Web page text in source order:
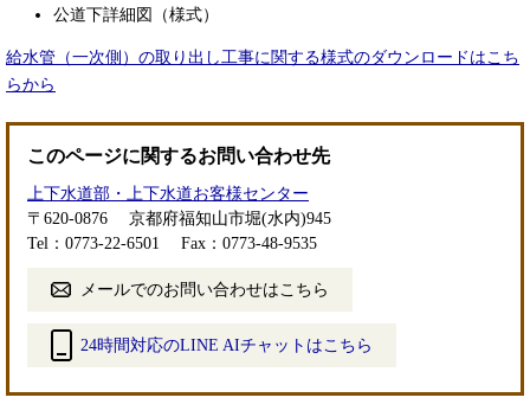
公道下詳細図（様式）
給水管（一次側）の取り出し工事に関する様式のダウンロードはこち
らから
このページに関するお問い合わせ先
上下水道部・上下水道お客様センター
〒620-0876
京都府福知山市堀(水内)945
Tel：0773-22-6501
Fax：0773-48-9535
メールでのお問い合わせはこちら
24時間対応のLINE AIチャットはこちら